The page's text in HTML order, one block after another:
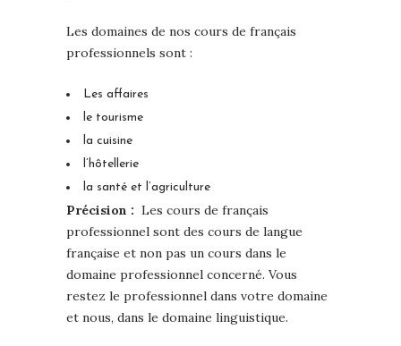
Les domaines de nos cours de français
professionnels sont :
Les affaires
le tourisme
la cuisine
l’hôtellerie
la santé et l’agriculture
Précision : Les cours de français
professionnel sont des cours de langue
française et non pas un cours dans le
domaine professionnel concerné. Vous
restez le professionnel dans votre domaine
et nous, dans le domaine linguistique.